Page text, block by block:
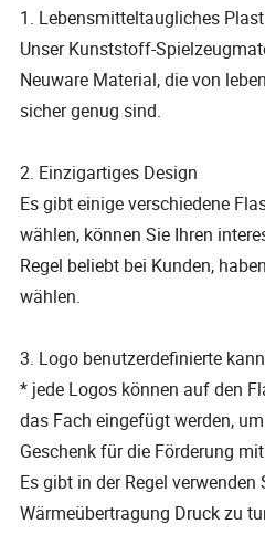
1. Lebensmitteltaugliches
Unser Kunststoff-
Neuware Material, die von
sicher genug sind.
2. Einzigartiges Design
Es gibt einige verschiedene
wählen, können Sie Ihren
Regel beliebt bei Kunden,
wählen.
3. Logo benutzerdefinierte
* jede Logos können auf den
das Fach eingefügt werden,
Geschenk für die Förderung
Es gibt in der Regel
Wärmeübertragung Druck zu